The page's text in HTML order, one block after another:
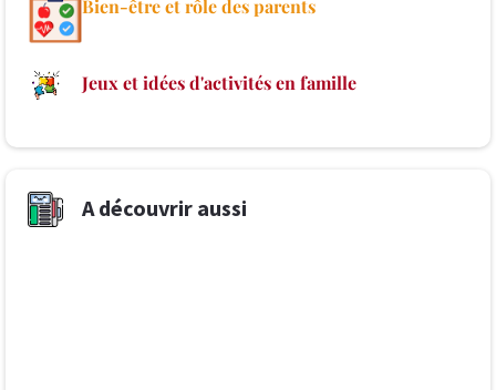
Bien-être et rôle des parents
Jeux et idées d'activités en famille
A découvrir aussi